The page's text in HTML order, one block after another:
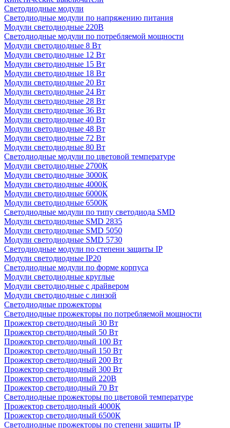
Светодиодные модули
Светодиодные модули по напряжению питания
Модули светодиодные 220В
Светодиодные модули по потребляемой мощности
Модули светодиодные 8 Вт
Модули светодиодные 12 Вт
Модули светодиодные 15 Вт
Модули светодиодные 18 Вт
Модули светодиодные 20 Вт
Модули светодиодные 24 Вт
Модули светодиодные 28 Вт
Модули светодиодные 36 Вт
Модули светодиодные 40 Вт
Модули светодиодные 48 Вт
Модули светодиодные 72 Вт
Модули светодиодные 80 Вт
Светодиодные модули по цветовой температуре
Модули светодиодные 2700К
Модули светодиодные 3000К
Модули светодиодные 4000К
Модули светодиодные 6000К
Модули светодиодные 6500К
Светодиодные модули по типу светодиода SMD
Модули светодиодные SMD 2835
Модули светодиодные SMD 5050
Модули светодиодные SMD 5730
Светодиодные модули по степени защиты IP
Модули светодиодные IP20
Светодиодные модули по форме корпуса
Модули светодиодные круглые
Модули светодиодные с драйвером
Модули светодиодные с линзой
Светодиодные прожекторы
Светодиодные прожекторы по потребляемой мощности
Прожектор светодиодный 30 Вт
Прожектор светодиодный 50 Вт
Прожектор светодиодный 100 Вт
Прожектор светодиодный 150 Вт
Прожектор светодиодный 200 Вт
Прожектор светодиодный 300 Вт
Прожектор светодиодный 220В
Прожектор светодиодный 70 Вт
Светодиодные прожекторы по цветовой температуре
Прожектор светодиодный 4000К
Прожектор светодиодный 6500К
Светодиодные прожекторы по степени защиты IP